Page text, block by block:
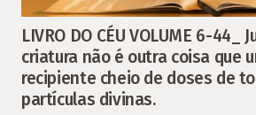
LIVRO DO CÉU VOLUME 6-44_
criatura não é outra coisa que
recipiente cheio de doses de
partículas divinas.